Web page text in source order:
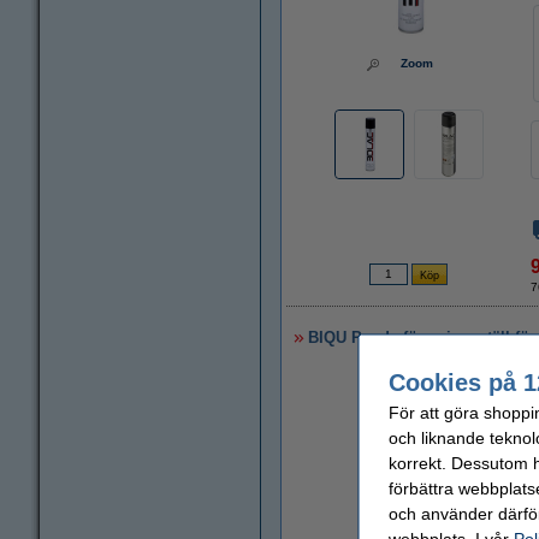
Zoom
BIQU Panda förvaringsställ
Cookies på
För att göra
och liknande
korrekt. Dessutom
förbättra
och använder